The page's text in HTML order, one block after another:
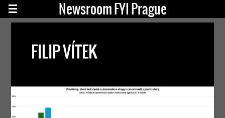
Newsroom FYI Prague
FILIP VÍTEK